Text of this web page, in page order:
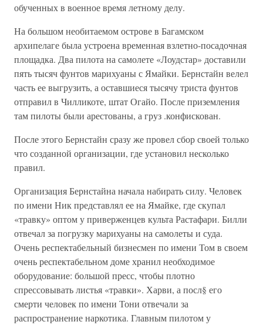
обученных в военное время летному делу.
На большом необитаемом острове в Багамском
архипелаге была устроена временная взлетно-посадочная
площадка. Два пилота на самолете «Лоудстар» доставили
пять тысяч фунтов марихуаны с Ямайки. Бернстайн велел
часть ее выгрузить, а оставшиеся тысячу триста фунтов
отправил в Чилликоте, штат Огайо. После приземления
там пилоты были арестованы, а груз .конфискован.
После этого Бернстайн сразу же провел сбор своей только
что созданной организации, где установил несколько
правил.
Организация Бернстайна начала набирать силу. Человек
по имени Ник представлял ее на Ямайке, где скупал
«травку» оптом у приверженцев культа Растафари. Билли
отвечал за погрузку марихуаны на самолеты и суда.
Очень респектабельный бизнесмен по имени Том в своем
очень респектабельном доме хранил необходимое
оборудование: большой пресс, чтобы плотно
спрессовывать листья «травки». Харви, а посл§ его
смерти человек по имени Тони отвечали за
распространение наркотика. Главным пилотом у